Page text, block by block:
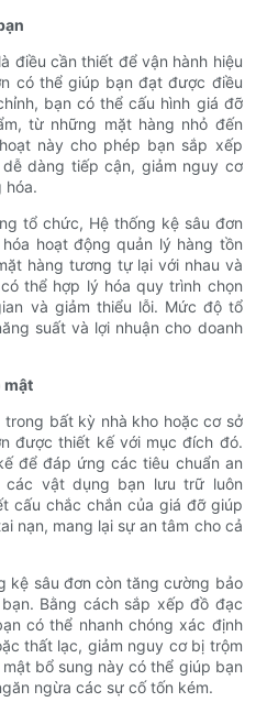
điều cần thiết để vận hành hiệu
có thể giúp bạn đạt được điều
bạn có thể cấu hình giá đỡ
từ những mặt hàng nhỏ đến
này cho phép bạn sắp xếp
dàng tiếp cận, giảm nguy cơ
hóa.
tổ chức, Hệ thống kệ sâu đơn
hoạt động quản lý hàng tồn
hàng tương tự lại với nhau và
thể hợp lý hóa quy trình chọn
và giảm thiểu lỗi. Mức độ tổ
suất và lợi nhuận cho doanh
mật
bất kỳ nhà kho hoặc cơ sở
được thiết kế với mục đích đó.
để đáp ứng các tiêu chuẩn an
các vật dụng bạn lưu trữ luôn
cấu chắc chắn của giá đỡ giúp
nạn, mang lại sự an tâm cho cả
kệ sâu đơn còn tăng cường bảo
Bằng cách sắp xếp đồ đạc
có thể nhanh chóng xác định
thất lạc, giảm nguy cơ bị trộm
bổ sung này có thể giúp bạn
ngừa các sự cố tốn kém.